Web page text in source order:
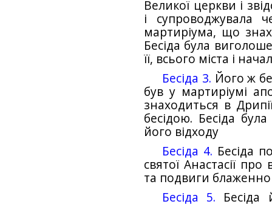
Великої церкви і
і супроводжувала
мартиріума, що
Бесіда була
її, всього міста і
Бесіда 3. Його ж
був у мартиріумі
знаходиться в
бесідою. Бесіда
його відходу
Бесіда 4. Бесіда
святої Анастасії
та подвиги
Бесіда 5.